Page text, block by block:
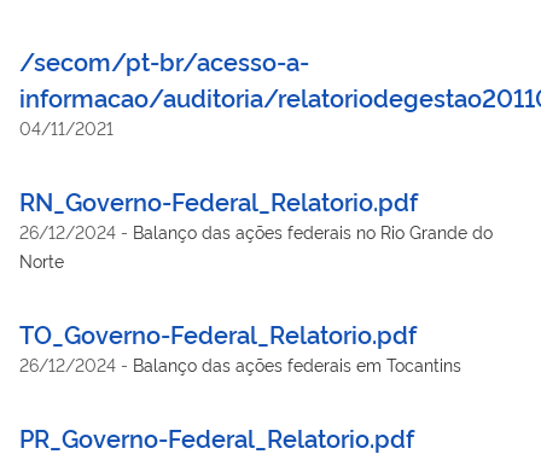
/secom/pt-br/acesso-a-
informacao/auditoria/
04/11/2021
RN_Governo-Federal_Relatorio.pdf
26/12/2024 - Balanço das ações federais no Rio Grande do
Norte
TO_Governo-Federal_Relatorio.pdf
26/12/2024 - Balanço das ações federais em Tocantins
PR_Governo-Federal_Relatorio.pdf